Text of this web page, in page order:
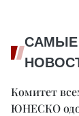
САМЫЕ
Комитет
ЮНЕСКО